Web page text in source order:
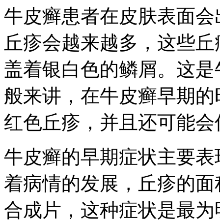
牛皮癣患者在皮肤表面
丘疹会越来越多，这些
盖着银白色的鳞屑。这
般来讲，在牛皮癣早期
红色丘疹，并且还可能
牛皮癣的早期症状主要
着病情的发展，丘疹的
合成片，这种症状是最